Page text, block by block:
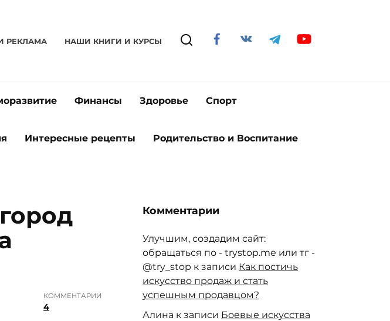
РЕКЛАМА НАШИ КНИГИ И КУРСЫ
Финансы Здоровье Спорт
Интересные рецепты Родительство и Воспитание
КОММЕНТАРИИ
4
Комментарии
Улучшим, создадим сайт:
обращаться по - trystop.me или тг -
@try_stop к записи Как постичь
искусство продаж и стать
успешным продавцом?
Алина к записи Боевые искусства